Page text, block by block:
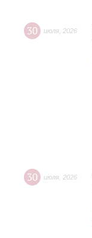
30 июля 2026
30 июля 2026